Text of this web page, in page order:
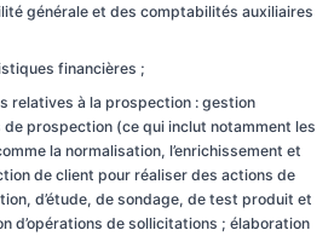
générale et des comptabilités auxiliaires
financières ;
relatives à la prospection : gestion
de prospection (ce qui inclut notamment les
la normalisation, l’enrichissement et
de client pour réaliser des actions de
d’étude, de sondage, de test produit et
d’opérations de sollicitations ; élaboration